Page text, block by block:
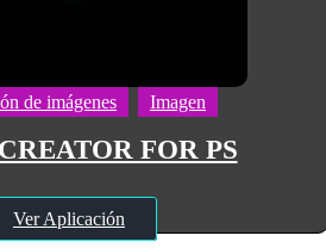
de imágenes Imagen
FOR PS
Ver Aplicación